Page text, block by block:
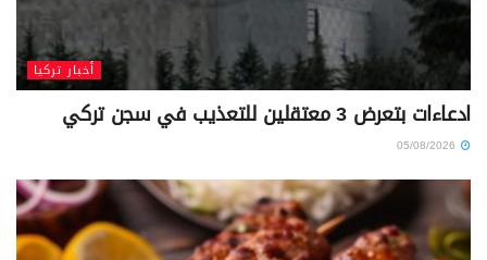
أخبار تركيا
ادعاءات بتعرض 3 معتقلين للتعذيب في سجن تركي